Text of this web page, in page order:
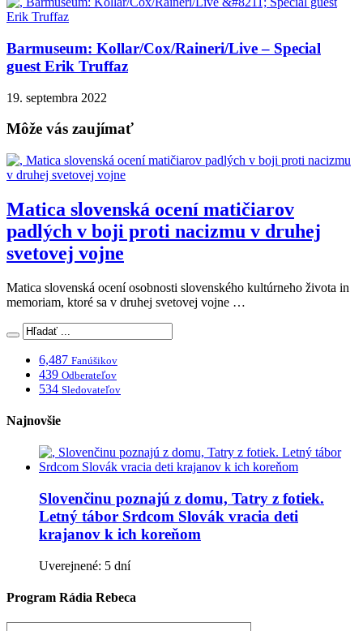
Barmuseum: Kollar/Cox/Raineri/Live – Special
guest Erik Truffaz
19. septembra 2022
Môže vás zaujímať
Matica slovenská ocení matičiarov
padlých v boji proti nacizmu v druhej
svetovej vojne
Matica slovenská ocení osobnosti slovenského kultúrneho života in
memoriam, ktoré sa v druhej svetovej vojne …
6,487 Fanúšikov
439 Odberateľov
534 Sledovateľov
Najnovšie
Slovenčinu poznajú z domu, Tatry z fotiek.
Letný tábor Srdcom Slovák vracia deti
krajanov k ich koreňom
Uverejnené: 5 dní
Program Rádia Rebeca